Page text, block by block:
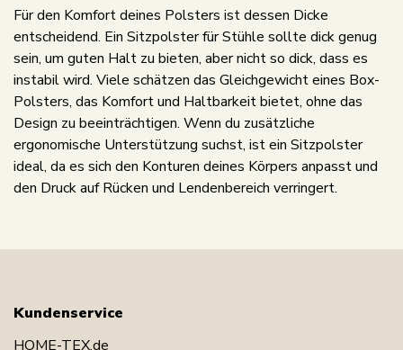
Für den Komfort deines Polsters ist dessen Dicke
entscheidend. Ein Sitzpolster für Stühle sollte dick genug
sein, um guten Halt zu bieten, aber nicht so dick, dass es
instabil wird. Viele schätzen das Gleichgewicht eines Box-
Polsters, das Komfort und Haltbarkeit bietet, ohne das
Design zu beeinträchtigen. Wenn du zusätzliche
ergonomische Unterstützung suchst, ist ein Sitzpolster
ideal, da es sich den Konturen deines Körpers anpasst und
den Druck auf Rücken und Lendenbereich verringert.
Kundenservice
HOME-TEX.de